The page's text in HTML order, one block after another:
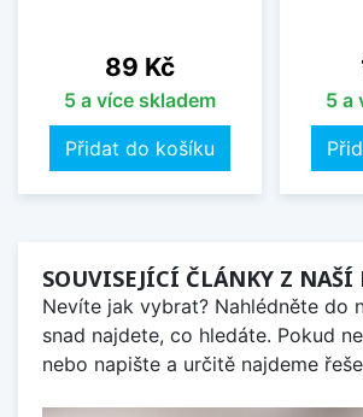
Cena
89 Kč
5 a více skladem
Přidat do košíku
5 a
SOUVISEJÍCÍ ČLÁNKY Z NAŠÍ
Nevíte jak vybrat? Nahlédněte do
snad najdete, co hledáte. Pokud
nebo napište a určitě najdeme